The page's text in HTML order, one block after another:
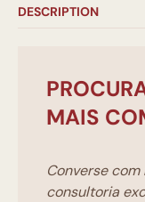
DESCRIPTION
MAIS
Converse
consultoria